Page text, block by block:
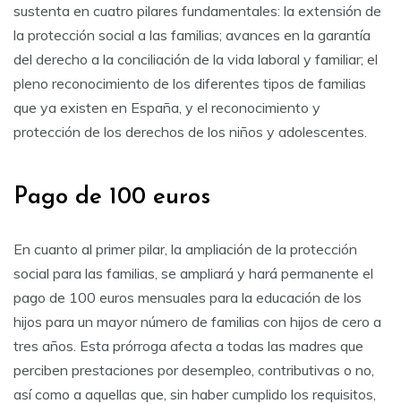
sustenta en cuatro pilares fundamentales: la extensión de
la protección social a las familias; avances en la garantía
del derecho a la conciliación de la vida laboral y familiar; el
pleno reconocimiento de los diferentes tipos de familias
que ya existen en España, y el reconocimiento y
protección de los derechos de los niños y adolescentes.
Pago de 100 euros
En cuanto al primer pilar, la ampliación de la protección
social para las familias, se ampliará y hará permanente el
pago de 100 euros mensuales para la educación de los
hijos para un mayor número de familias con hijos de cero a
tres años. Esta prórroga afecta a todas las madres que
perciben prestaciones por desempleo, contributivas o no,
así como a aquellas que, sin haber cumplido los requisitos,